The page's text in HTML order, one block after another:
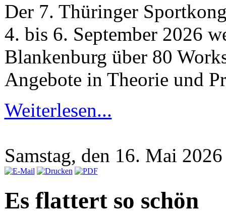
Der 7. Thüringer
4. bis 6. September 2026
Blankenburg über 80
Angebote in Theorie und
Weiterlesen...
Samstag, den 16. Mai
Es flattert so schön